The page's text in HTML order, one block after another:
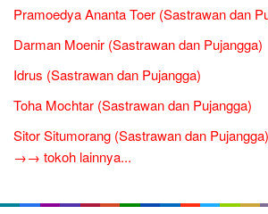
Pramoedya Ananta Toer (Sastrawan dan
Darman Moenir (Sastrawan dan Pujangga)
Idrus (Sastrawan dan Pujangga)
Toha Mochtar (Sastrawan dan Pujangga)
Sitor Situmorang (Sastrawan dan Pujangga)
→→ tokoh lainnya...